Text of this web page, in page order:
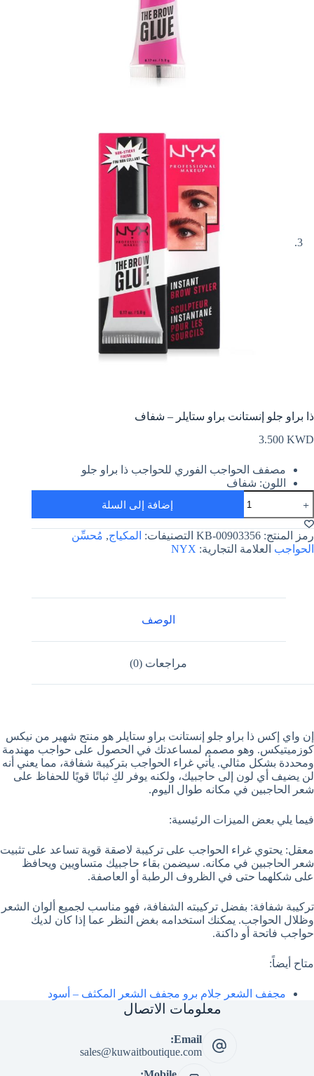
ذا براو جلو إنستانت براو ستايلر – شفاف
3.500 KWD
مصفف الحواجب الفوري للحواجب ذا براو جلو
اللون: شفاف
ذا
براو
جلو
إنستانت
شفاف
إضافة إلى السلة
رمز المنتج: KB-00903356 التصنيفات: المكياج, مُحسِّن
الحواجب العلامة التجارية: NYX
الوصف
مراجعات (0)
إن واي إكس ذا براو جلو إنستانت براو ستايلر هو منتج شهير من نيكس
كوزميتيكس. وهو مصمم لمساعدتك في الحصول على حواجب مهندمة
ومحددة بشكل مثالي. يأتي غراء الحواجب بتركيبة شفافة، مما يعني أنه
لن يضيف أي لون إلى حاجبيك، ولكنه يوفر لكِ ثباتًا قويًا للحفاظ على
شعر الحاجبين في مكانه طوال اليوم.
فيما يلي بعض الميزات الرئيسية:
معقل: يحتوي غراء الحواجب على تركيبة لاصقة قوية تساعد على تثبيت
شعر الحاجبين في مكانه. سيضمن بقاء حاجبيك متساويين ويحافظ
على شكلهما حتى في الظروف الرطبة أو العاصفة.
تركيبة شفافة: بفضل تركيبته الشفافة، فهو مناسب لجميع ألوان الشعر
وظلال الحواجب. يمكنك استخدامه بغض النظر عما إذا كان لديك
حواجب فاتحة أو داكنة.
متاح أيضاً:
مجفف الشعر جلام برو مجفف الشعر المكثف – أسود
معلومات الاتصال
Email:
sales@kuwaitboutique.com